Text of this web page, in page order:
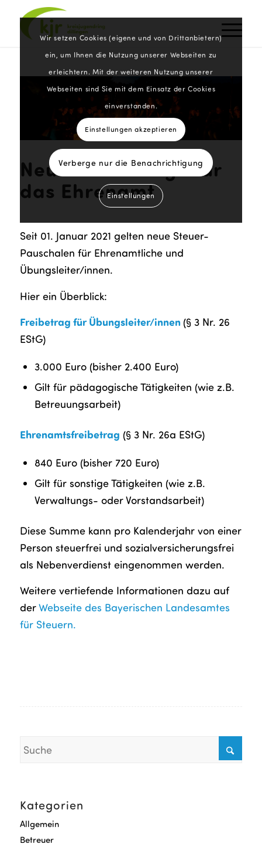
Neue Freibeträge für
das Ehrenamt
Seit 01. Januar 2021 gelten neue Steuer-
Pauschalen für Ehrenamtliche und
Übungsleiter/innen.
Hier ein Überblick:
Freibetrag für Übungsleiter/innen (§ 3 Nr. 26
EStG)
3.000 Euro (bisher 2.400 Euro)
Gilt für pädagogische Tätigkeiten (wie z.B.
Betreuungsarbeit)
Ehrenamtsfreibetrag (§ 3 Nr. 26a EStG)
840 Euro (bisher 720 Euro)
Gilt für sonstige Tätigkeiten (wie z.B.
Verwaltungs- oder Vorstandsarbeit)
Diese Summe kann pro Kalenderjahr von einer
Person steuerfrei und sozialversicherungsfrei
als Nebenverdienst eingenommen werden.
Weitere vertiefende Informationen dazu auf
derWebseite des Bayerischen Landesamtes
für Steuern.
Kategorien
Allgemein
Betreuer
Wir setzen Cookies (eigene und von Drittanbietern)
ein, um Ihnen die Nutzung unserer Webseiten zu
erleichtern. Mit der weiteren Nutzung unserer
Webseiten sind Sie mit dem Einsatz der Cookies
einverstanden.
Einstellungen akzeptieren
Verberge nur die Benachrichtigung
Einstellungen